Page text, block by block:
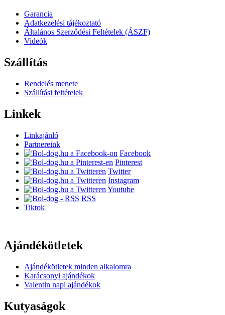
Garancia
Adatkezelési tájékoztató
Általános Szerződési Feltételek (ÁSZF)
Videók
Szállítás
Rendelés menete
Szállítási feltételek
Linkek
Linkajánló
Partnereink
Facebook
Pinterest
Twitter
Instagram
Youtube
RSS
Tiktok
Ajándékötletek
Ajándékötletek minden alkalomra
Karácsonyi ajándékok
Valentin napi ajándékok
Kutyaságok